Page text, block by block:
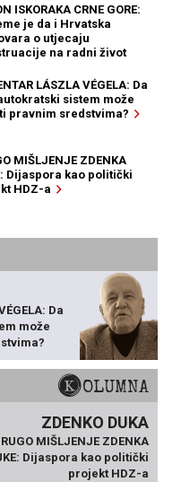
ISKORAKA CRNE GORE:
je da i Hrvatska
o utjecaju
na radni život
LÁSZLA VÉGELA: Da
sistem može
pravnim sredstvima?
MIŠLJENJE ZDENKA
Dijaspora kao politički
HDZ-a
Da
može
KOLUMNA
ZDENKO DUKA
MIŠLJENJE ZDENKA
Dijaspora kao politički
projekt HDZ-a